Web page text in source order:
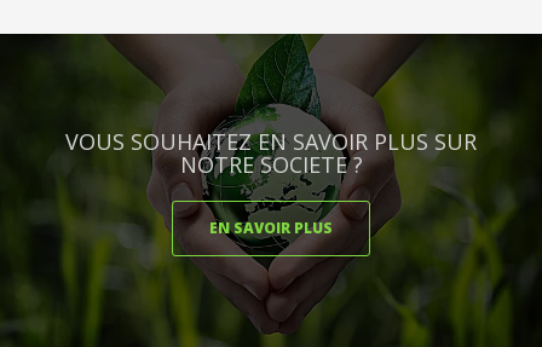
VOUS SOUHAITEZ EN SAVOIR PLUS SUR
NOTRE SOCIETE ?
EN SAVOIR PLUS